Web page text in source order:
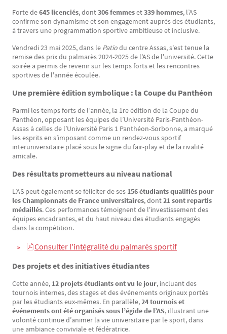
Forte de645 licenciés, dont306 femmeset339 hommes, l’AS
confirme son dynamisme et son engagement auprès des étudiants,
à travers une programmation sportive ambitieuse et inclusive.
Vendredi 23 mai 2025, dans le Patiodu centre Assas, s'est tenue la
remise des prix du palmarès 2024-2025 de l'AS de l'université. Cette
soirée a permis de revenir sur les temps forts et les rencontres
sportives de l'année écoulée.
Une première édition symbolique : la Coupe du Panthéon
Parmi les temps forts de l’année, la 1re édition de la Coupe du
Panthéon, opposant les équipes de l’Université Paris-Panthéon-
Assas à celles de l’Université Paris 1 Panthéon-Sorbonne, a marqué
les esprits en s’imposant comme un rendez-vous sportif
interuniversitaire placé sous le signe du fair-play et de la rivalité
amicale.
Des résultats prometteurs au niveau national
L’AS peut également se féliciter de ses 156 étudiants qualifiés pour
les Championnats de France universitaires, dont21 sont repartis
médaillés. Ces performances témoignent de l'investissement des
équipes encadrantes, et du haut niveau des étudiants engagés
dans la compétition.
Consulter l'intégralité du palmarès sportif
Des projets et des initiatives étudiantes
Cette année, 12 projets étudiants ont vu le jour, incluant des
tournois internes, des stages et des événements originaux portés
par les étudiants eux-mêmes. En parallèle,24 tournois et
événements ont été organisés sous l’égide de l’AS, illustrant une
volonté continue d’animer la vie universitaire par le sport, dans
une ambiance conviviale et fédératrice.